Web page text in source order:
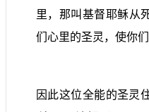
里，那叫基督耶稣从
们心里的圣灵，使你
因此这位全能的圣灵